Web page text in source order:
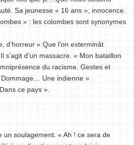
Sa jeunesse « 16 ans », innocence
» : les colombes sont synonymes
d’horreur « Que l’on exterminât
s’agit d’un massacre. « Mon bataillon
du racisme. Gestes et
Une indienne »
ce pays ».
un soulagement. « Ah ! ce sera de